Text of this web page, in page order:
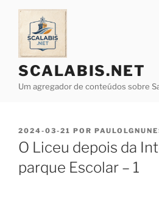
Saltar
conteúdo
SCALABIS.NET
Um agregador de conteúdos sobre
PUBLICADO
EM
2024-03-21 POR
O Liceu depois da
parque Escolar – 1